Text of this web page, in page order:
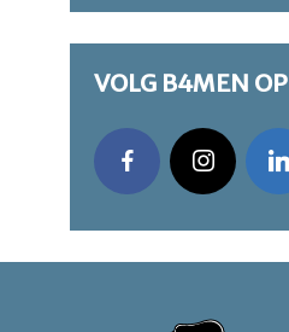
VOLG B4MEN